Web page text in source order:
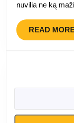
nuvilia ne ką
READ